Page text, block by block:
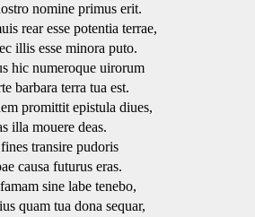
nomine primus erit.
rear esse potentia terrae,
illis esse minora puto.
hic numeroque uirorum
barbara terra tua est.
promittit epistula diues,
mouere deas.
transire pudoris
causa futurus eras.
sine labe tenebo,
quam tua dona sequar,